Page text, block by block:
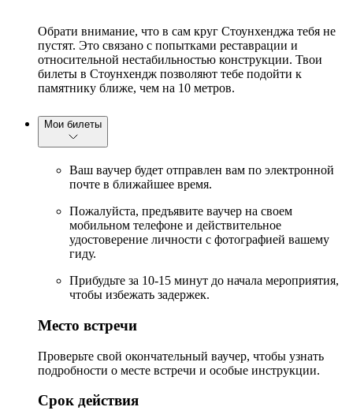
Обрати внимание, что в сам круг Стоунхенджа тебя не
пустят. Это связано с попытками реставрации и
относительной нестабильностью конструкции. Твои
билеты в Стоунхендж позволяют тебе подойти к
памятнику ближе, чем на 10 метров.
Мои билеты
Ваш ваучер будет отправлен вам по электронной
почте в ближайшее время.
Пожалуйста, предъявите ваучер на своем
мобильном телефоне и действительное
удостоверение личности с фотографией вашему
гиду.
Прибудьте за 10-15 минут до начала мероприятия,
чтобы избежать задержек.
Место встречи
Проверьте свой окончательный ваучер, чтобы узнать
подробности о месте встречи и особые инструкции.
Срок действия